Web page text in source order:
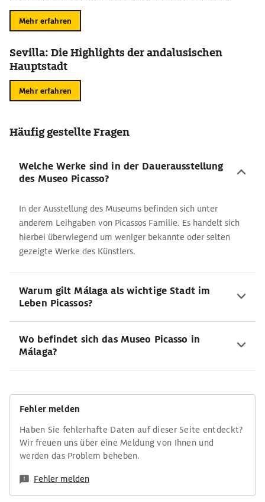
Mehr erfahren
Sevilla: Die Highlights der andalusischen
Hauptstadt
Mehr erfahren
Häufig gestellte Fragen
Welche Werke sind in der Dauerausstellung
des Museo Picasso?
In der Ausstellung des Museums befinden sich unter
anderem Leihgaben von Picassos Familie. Es handelt sich
hierbei überwiegend um weniger bekannte oder selten
gezeigte Werke des Künstlers.
Warum gilt Málaga als wichtige Stadt im
Leben Picassos?
Wo befindet sich das Museo Picasso in
Málaga?
Fehler melden
Haben Sie fehlerhafte Daten auf dieser Seite entdeckt?
Wir freuen uns über eine Meldung von Ihnen und
werden das Problem beheben.
Fehler melden